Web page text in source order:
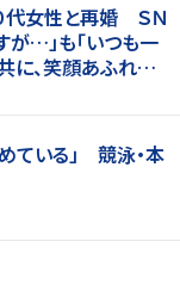
代女性と再婚 ＳＮ
が…」も「いつも一
に、笑顔あふれる
ている」 競泳・本